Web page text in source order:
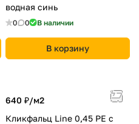
водная синь
0 0 В наличии
В корзину
640 ₽/м2
Кликфальц Line 0,45 PE с